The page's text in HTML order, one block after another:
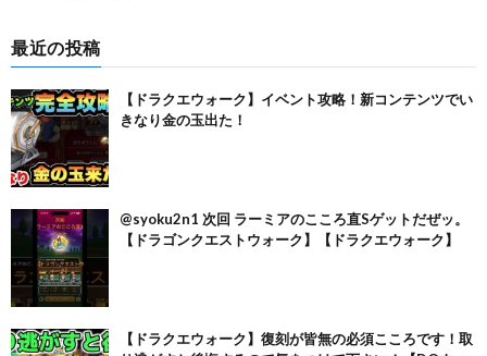
最近の投稿
【ドラクエウォーク】イベント攻略！新コンテンツでい
きなり金の玉出た！
@syoku2n1 次回 ラーミアのこころ直Sゲットだぜッ。
【ドラゴンクエストウォーク】【ドラクエウォーク】
【ドラクエウォーク】復刻が皆無の必須こころです！取